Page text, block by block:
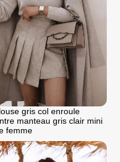
gris col enroule
manteau gris clair mini
femme